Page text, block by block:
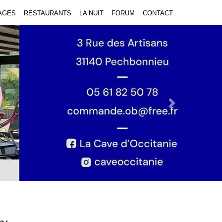
RESTAURANTS LA NUIT FORUM CONTACT
Next Slide